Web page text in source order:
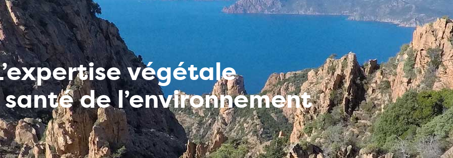
végétale
de l’environnement